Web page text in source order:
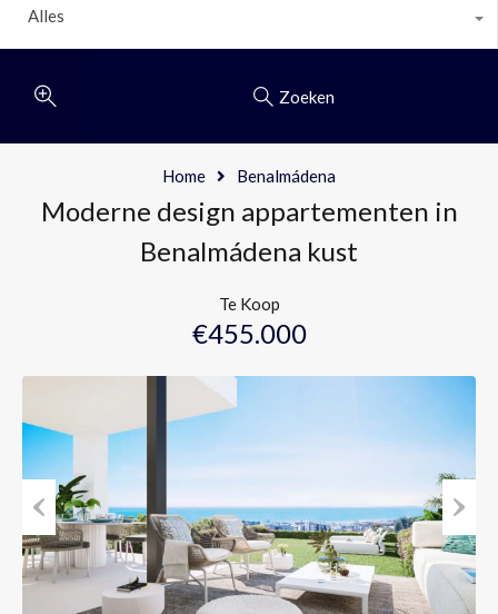
Alles
Zoeken
Home Benalmádena
Moderne design appartementen in
Benalmádena kust
Te Koop
€455.000
Previous Next